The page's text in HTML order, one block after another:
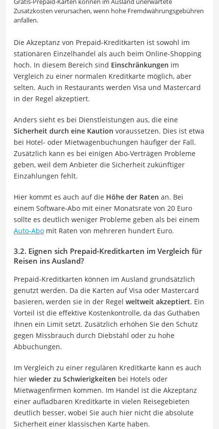
Zusatzkosten verursachen, wenn hohe Fremdwährungsgebühren
anfallen.
Die Akzeptanz von Prepaid-Kreditkarten ist sowohl im
stationären Einzelhandel als auch beim Online-Shopping
hoch. In diesem Bereich sind Einschränkungen im
Vergleich zu einer normalen Kreditkarte möglich, aber
selten. Auch in Restaurants werden Visa und Mastercard
in der Regel akzeptiert.
Anders sieht es bei Dienstleistungen aus, die eine
Sicherheit durch eine Kaution voraussetzen. Dies ist etwa
bei Hotel- oder Mietwagenbuchungen häufiger der Fall.
Zusätzlich kann es bei einigen Abo-Verträgen Probleme
geben, weil dem Anbieter die Sicherheit zukünftiger
Einzahlungen fehlt.
Hier kommt es auch auf die Höhe der Raten an. Bei
einem Software-Abo mit einer Monatsrate von 20 Euro
sollte es deutlich weniger Probleme geben als bei einem
Auto-Abo mit Raten von mehreren hundert Euro.
3.2. Eignen sich Prepaid-Kreditkarten im Vergleich für
Reisen ins Ausland?
Prepaid-Kreditkarten können im Ausland grundsätzlich
genutzt werden. Da die Karten auf Visa oder Mastercard
basieren, werden sie in der Regel weltweit akzeptiert. Ein
Vorteil ist die effektive Kostenkontrolle, da das Guthaben
Ihnen ein Limit setzt. Zusätzlich erhöhen Sie den Schutz
gegen Missbrauch durch Diebstahl oder zu hohe
Abbuchungen.
Im Vergleich zu einer regulären Kreditkarte kann es auch
hier wieder zu Schwierigkeiten bei Hotels oder
Mietwagenfirmen kommen. Im Handel ist die Akzeptanz
einer aufladbaren Kreditkarte in vielen Reisegebieten
deutlich besser, wobei Sie auch hier nicht die absolute
Sicherheit einer klassischen Karte haben.